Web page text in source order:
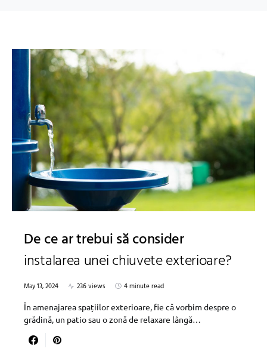
De ce ar trebui să consider
instalarea unei chiuvete exterioare?
May 13, 2024 236 views
4 minute read
În amenajarea spațiilor exterioare, fie că vorbim despre o
grădină, un patio sau o zonă de relaxare lângă…